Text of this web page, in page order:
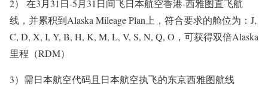
2） 在3月31日-5月31日间飞日本航空香港-西雅图直飞航
线，并累积到Alaska Mileage Plan上，符合要求的舱位为：J,
C, D, X, I, Y, B, H, K, M, L, V, S, N, Q, O，可获得双倍Alaska
里程（RDM）
3）需日本航空代码且日本航空执飞的东京西雅图航线